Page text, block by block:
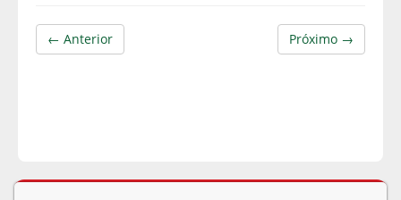
Próximo →
← Anterior